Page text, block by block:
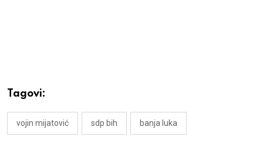
Tagovi:
vojin mijatović sdp bih banja luka